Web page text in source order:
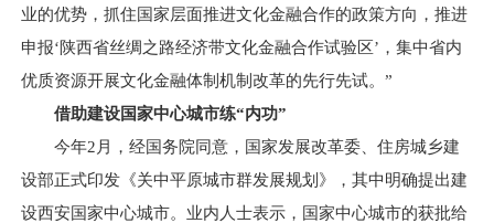
业的优势，抓住国家层面推进文化金融合作的政策方向，推进
申报‘陕西省丝绸之路经济带文化金融合作试验区’，集中省内
优质资源开展文化金融体制机制改革的先行先试。”
借助建设国家中心城市练“内功”
今年2月，经国务院同意，国家发展改革委、住房城乡建
设部正式印发《关中平原城市群发展规划》，其中明确提出建
设西安国家中心城市。业内人士表示，国家中心城市的获批给